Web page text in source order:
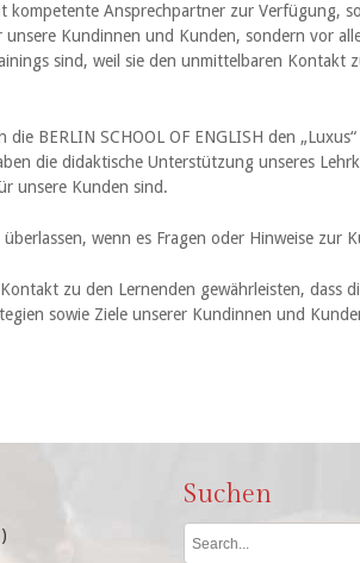
Ansprechpartner zur Verfügung,
Kundinnen und Kunden, sondern vor
sind, weil sie den unmittelbaren Kontakt
BERLIN SCHOOL OF ENGLISH den
die didaktische Unterstützung unseres
unsere Kunden sind.
wenn es Fragen oder Hinweise zur
zu den Lernenden gewährleisten, dass
sowie Ziele unserer Kundinnen und
Suchen